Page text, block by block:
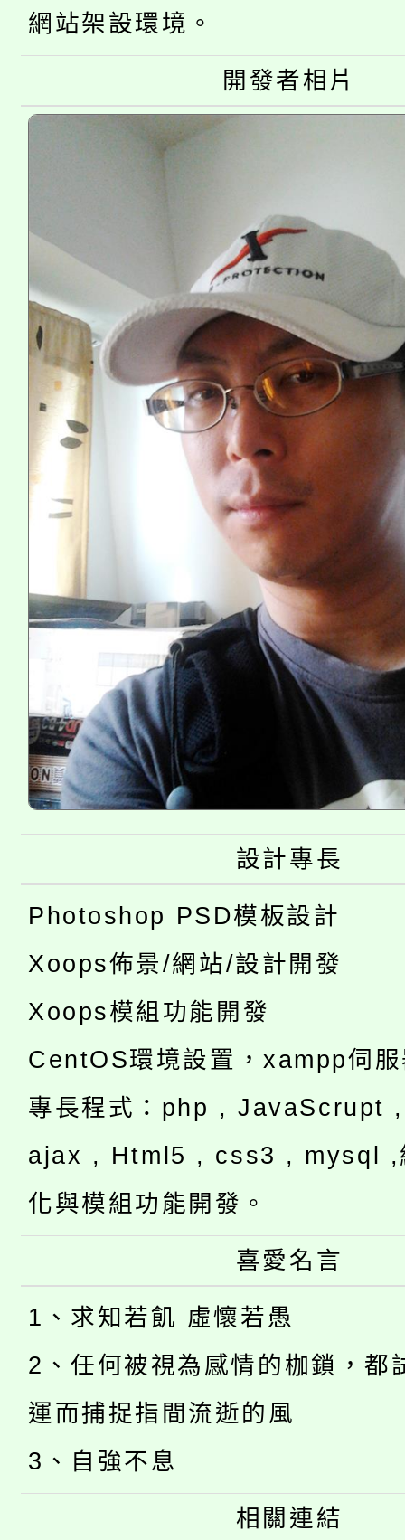
程，歡迎學生輔導中心
心理、諮商輔導、社會
系所師生報名參加。
縣市「校園短影音徵選
門員」簡章及活動海報
踴躍報名參加。
桃園市115學年度學生
「桃園市補助參觀特色
展演活動實施計畫」
115年度「教育部表揚
義教育推展貢獻獎」
網站架設環境。
開發者相片
設計專長
Photoshop PSD模板設計
Xoops佈景/網站/設計開發
Xoops模組功能開發
CentOS環境設置，xampp伺
專長程式：php , JavaScrupt
ajax , Html5 , css3 , mysql ,
化與模組功能開發。
喜愛名言
1、求知若飢 虛懷若愚
2、任何被視為感情的枷鎖，都
運而捕捉指間流逝的風
3、自強不息
相關連結